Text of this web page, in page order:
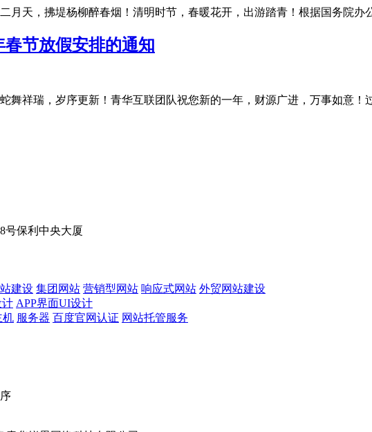
月天，拂堤杨柳醉春烟！清明时节，春暖花开，出游踏青！根据国务院办
春节放假安排的通知
舞祥瑞，岁序更新！青华互联团队祝您新的一年，财源广进，万事如意！
号保利中央大厦
建设 集团网站 营销型网站 响应式网站 外贸网站建设
计 APP界面UI设计
机 服务器 百度官网认证 网站托管服务